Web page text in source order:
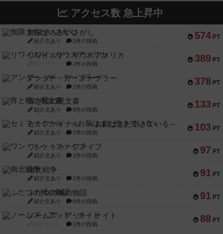
アクセス数 急上昇中
574 PT
無限まちがいさがし
紹介文あり 2件の投稿
389 PT
リワイルド：サウスアメリカ
2件の投稿
378 PT
アンダー・ザ・テーブラー
紹介文あり 1件の投稿
133 PT
宵と暁の呪文書
紹介文あり 8件の投稿
103 PT
セミファイナル ～お前はまだ生きている～
紹介文あり 1件の投稿
97 PT
ワン・トゥ・ファイブ
紹介文あり 1件の投稿
91 PT
南北戦争
紹介文あり 1件の投稿
91 PT
ふたつの城の物語
紹介文あり 6件の投稿
88 PT
ノームズ・アット・ナイト
1件の投稿